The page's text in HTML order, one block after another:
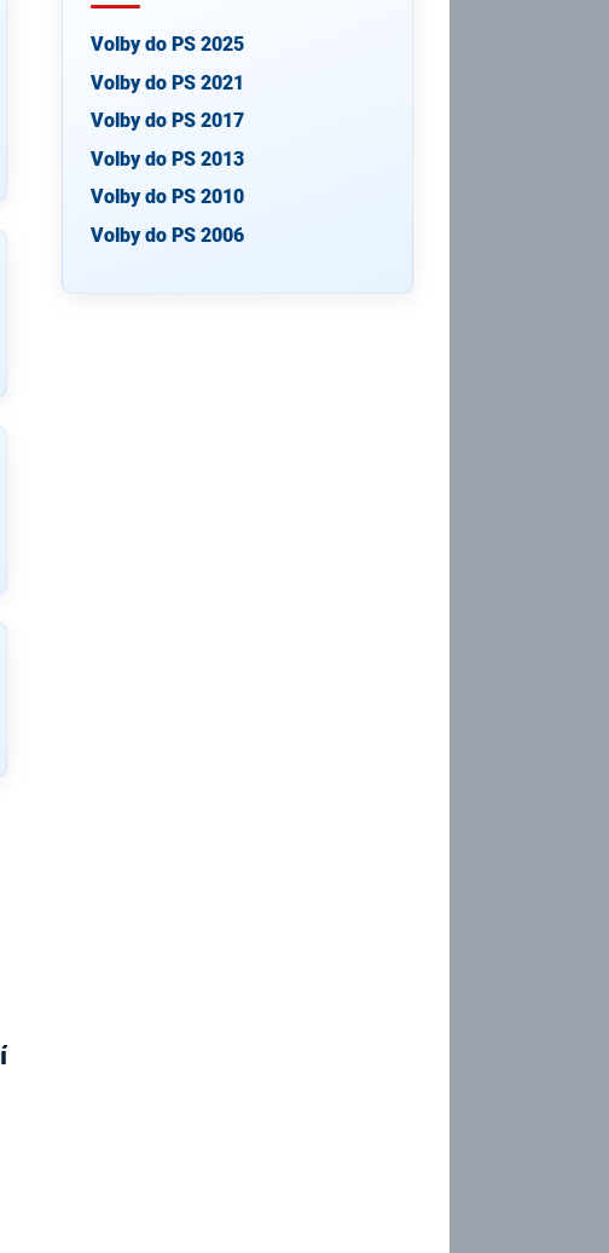
Volby do PS 2025
Volby do PS 2021
Volby do PS 2017
Volby do PS 2013
Volby do PS 2010
Volby do PS 2006